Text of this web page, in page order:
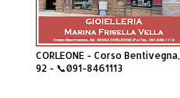
CORLEONE - Corso Bentivegna,
92 - 📞091-8461113